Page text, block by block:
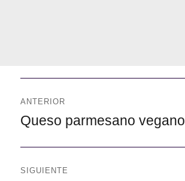
entradas
ANTERIOR
Anterior
Queso parmesano vegano
SIGUIENTE